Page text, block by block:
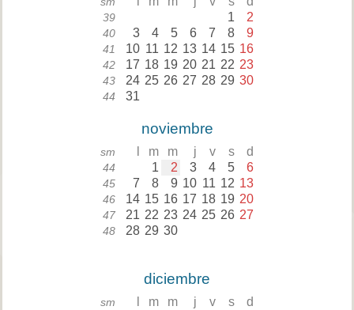
39 1 2
40 3 4 5 6 7 8 9
41 10 11 12 13 14 15 16
42 17 18 19 20 21 22 23
43 24 25 26 27 28 29 30
44 31
noviembre
sm m m j v s d
44 1 2 3 4 5 6
45 7 8 9 10 11 12 13
46 14 15 16 17 18 19 20
47 21 22 23 24 25 26 27
48 28 29 30
diciembre
sm m m j v s d